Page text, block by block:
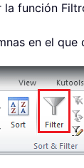
la función
en el